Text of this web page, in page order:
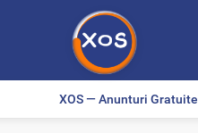
XOS — Anunturi Gratuite